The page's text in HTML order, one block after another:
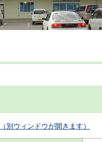
別ウィンドウが開きます）